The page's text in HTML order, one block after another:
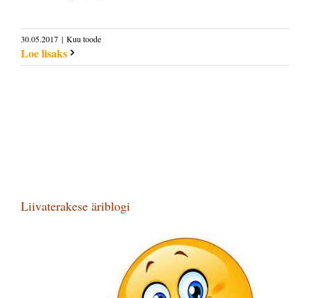
30.05.2017 | Kuu toode
Loe lisaks
Liivaterakese äriblogi